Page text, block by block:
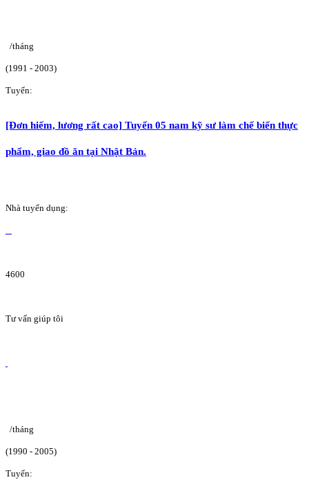
/tháng
(1991 - 2003)
Tuyển:
[Đơn hiếm, lương rất cao] Tuyển 05 nam kỹ sư làm chế biến thực
phẩm, giao đồ ăn tại Nhật Bản.
Nhà tuyển dụng:
4600
Tư vấn giúp tôi
/tháng
(1990 - 2005)
Tuyển: